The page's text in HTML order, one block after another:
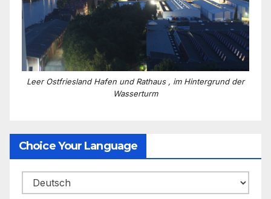
Leer Ostfriesland Hafen und Rathaus , im Hintergrund der
Wasserturm
Choice Your Language